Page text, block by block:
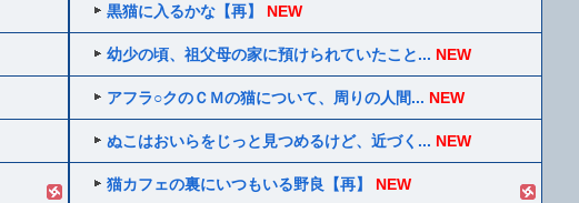
黒猫に入るかな【再】 NEW
幼少の頃、祖父母の家に預けられていたこと... NEW
アフラ○クのＣＭの猫について、周りの人間... NEW
ぬこはおいらをじっと見つめるけど、近づく... NEW
猫カフェの裏にいつもいる野良【再】 NEW